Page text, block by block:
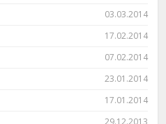
03.03.2014
17.02.2014
07.02.2014
23.01.2014
17.01.2014
29.12.2013